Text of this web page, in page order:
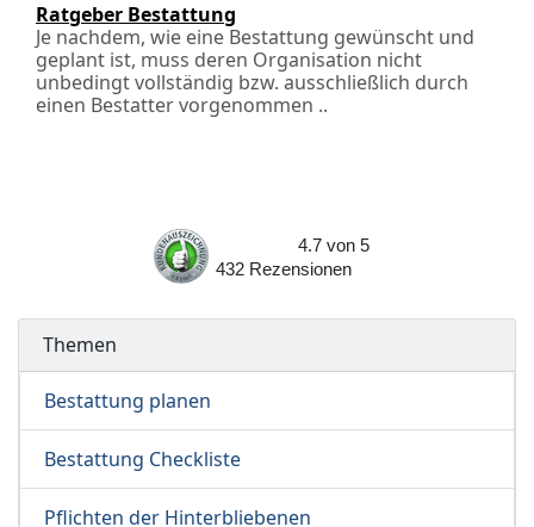
Ratgeber Bestattung
Je nachdem, wie eine Bestattung gewünscht und
geplant ist, muss deren Organisation nicht
unbedingt vollständig bzw. ausschließlich durch
einen Bestatter vorgenommen ..
4.7 von 5
432
Rezensionen
Themen
Bestattung planen
Bestattung Checkliste
Pflichten der Hinterbliebenen